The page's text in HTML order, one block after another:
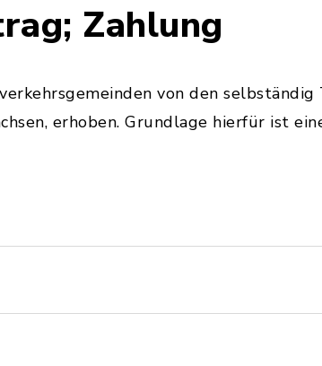
Zahlung
von den
erhoben. Grundlage hierfür ist